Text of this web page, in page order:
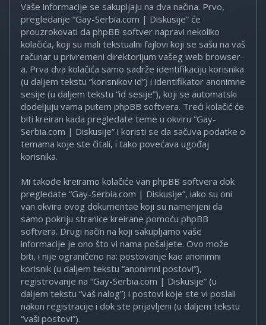
Vaše informacije se sakupljaju na dva načina. Prvo,
pregledanje “Gay-Serbia.com | Diskusije” će
prouzrokovati da phpBB softver napravi nekoliko
kolačića, koji su mali tekstualni fajlovi koji se sašu na vaš
računar u privremeni direktorijum vašeg web browser-
a. Prva dva kolačića samo sadrže identifikaciju korisnika
(u daljem tekstu “korisnikov id”) i identifikator anonimne
sesije (u daljem tekstu “id sesije”), koji se automatski
dodeljuju vama putem phpBB softvera. Treći kolačić će
biti kreiran kada pregledate teme u okviru “Gay-
Serbia.com | Diskusije” i koristi se da sačuva podatke o
temama koje ste čitali, i tako povećava ugođaj
korisnika.
Mi takođe kreiramo kolačiće van phpBB softvera dok
pregledate “Gay-Serbia.com | Diskusije”, iako su oni
van okvira ovog dokumentae koji su namenjeni da
samo pokriju stranice kreirane pomoću phpBB
softvera. Drugi način na koji sakupljamo vaše
informacije je ono što vi nama pošaljete. Ovo može
biti, i nije ograničeno na: postovanje kao anonimni
korisnik (u daljem tekstu “anonimni postovi”),
registrovanje na “Gay-Serbia.com | Diskusije” (u
daljem tekstu “vaš nalog”) i postovi koje ste vi poslali
nakon registracije i dok ste prijavljeni (u daljem tekstu
“vaši postovi”).